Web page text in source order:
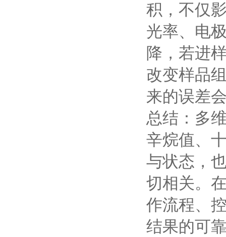
积，不仅
光率、电
降，若进
改变样品
来的误差
总结：多
辛烷值、
与状态，
切相关。
作流程、
结果的可